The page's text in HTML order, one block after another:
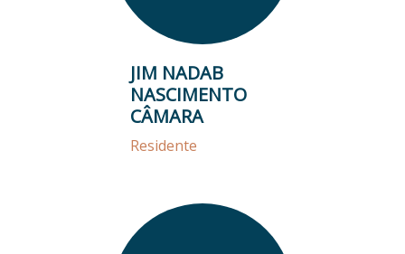
JIM NADAB
NASCIMENTO
CÂMARA
Residente